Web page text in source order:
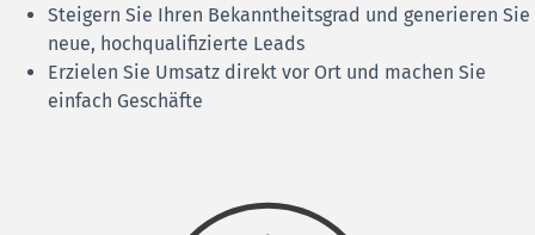
Steigern Sie Ihren Bekanntheitsgrad und generieren Sie
neue, hochqualifizierte Leads
Erzielen Sie Umsatz direkt vor Ort und machen Sie
einfach Geschäfte